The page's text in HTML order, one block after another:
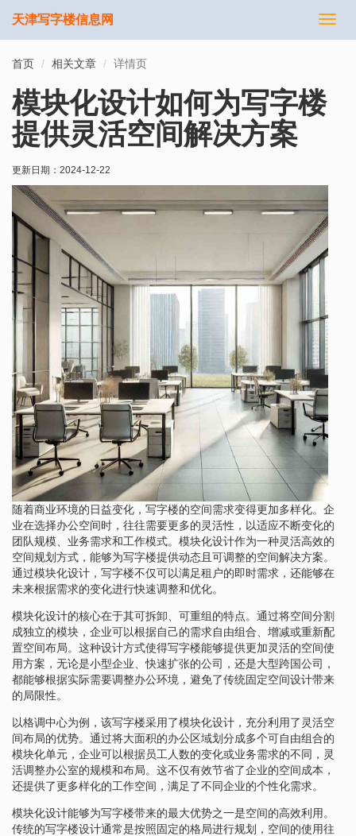
切
天津写字楼信息网
首页 相关文章 详情页
模块化设计如何为写字楼
提供灵活空间解决方案
更新日期： 2024-12-22
随着商业环境的日益变化，写字楼的空间需求变得更加多样化。企
业在选择办公空间时，往往需要更多的灵活性，以适应不断变化的
团队规模、业务需求和工作模式。模块化设计作为一种灵活高效的
空间规划方式，能够为写字楼提供动态且可调整的空间解决方案。
通过模块化设计，写字楼不仅可以满足租户的即时需求，还能够在
未来根据需求的变化进行快速调整和优化。
模块化设计的核心在于其可拆卸、可重组的特点。通过将空间分割
成独立的模块，企业可以根据自己的需求自由组合、增减或重新配
置空间布局。这种设计方式使得写字楼能够提供更加灵活的空间使
用方案，无论是小型企业、快速扩张的公司，还是大型跨国公司，
都能够根据实际需要调整办公环境，避免了传统固定空间设计带来
的局限性。
以格调中心为例，该写字楼采用了模块化设计，充分利用了灵活空
间布局的优势。通过将大面积的办公区域划分成多个可自由组合的
模块化单元，企业可以根据员工人数的变化或业务需求的不同，灵
活调整办公室的规模和布局。这不仅有效节省了企业的空间成本，
还提供了更多样化的工作空间，满足了不同企业的个性化需求。
模块化设计能够为写字楼带来的最大优势之一是空间的高效利用。
传统的写字楼设计通常是按照固定的格局进行规划，空间的使用往